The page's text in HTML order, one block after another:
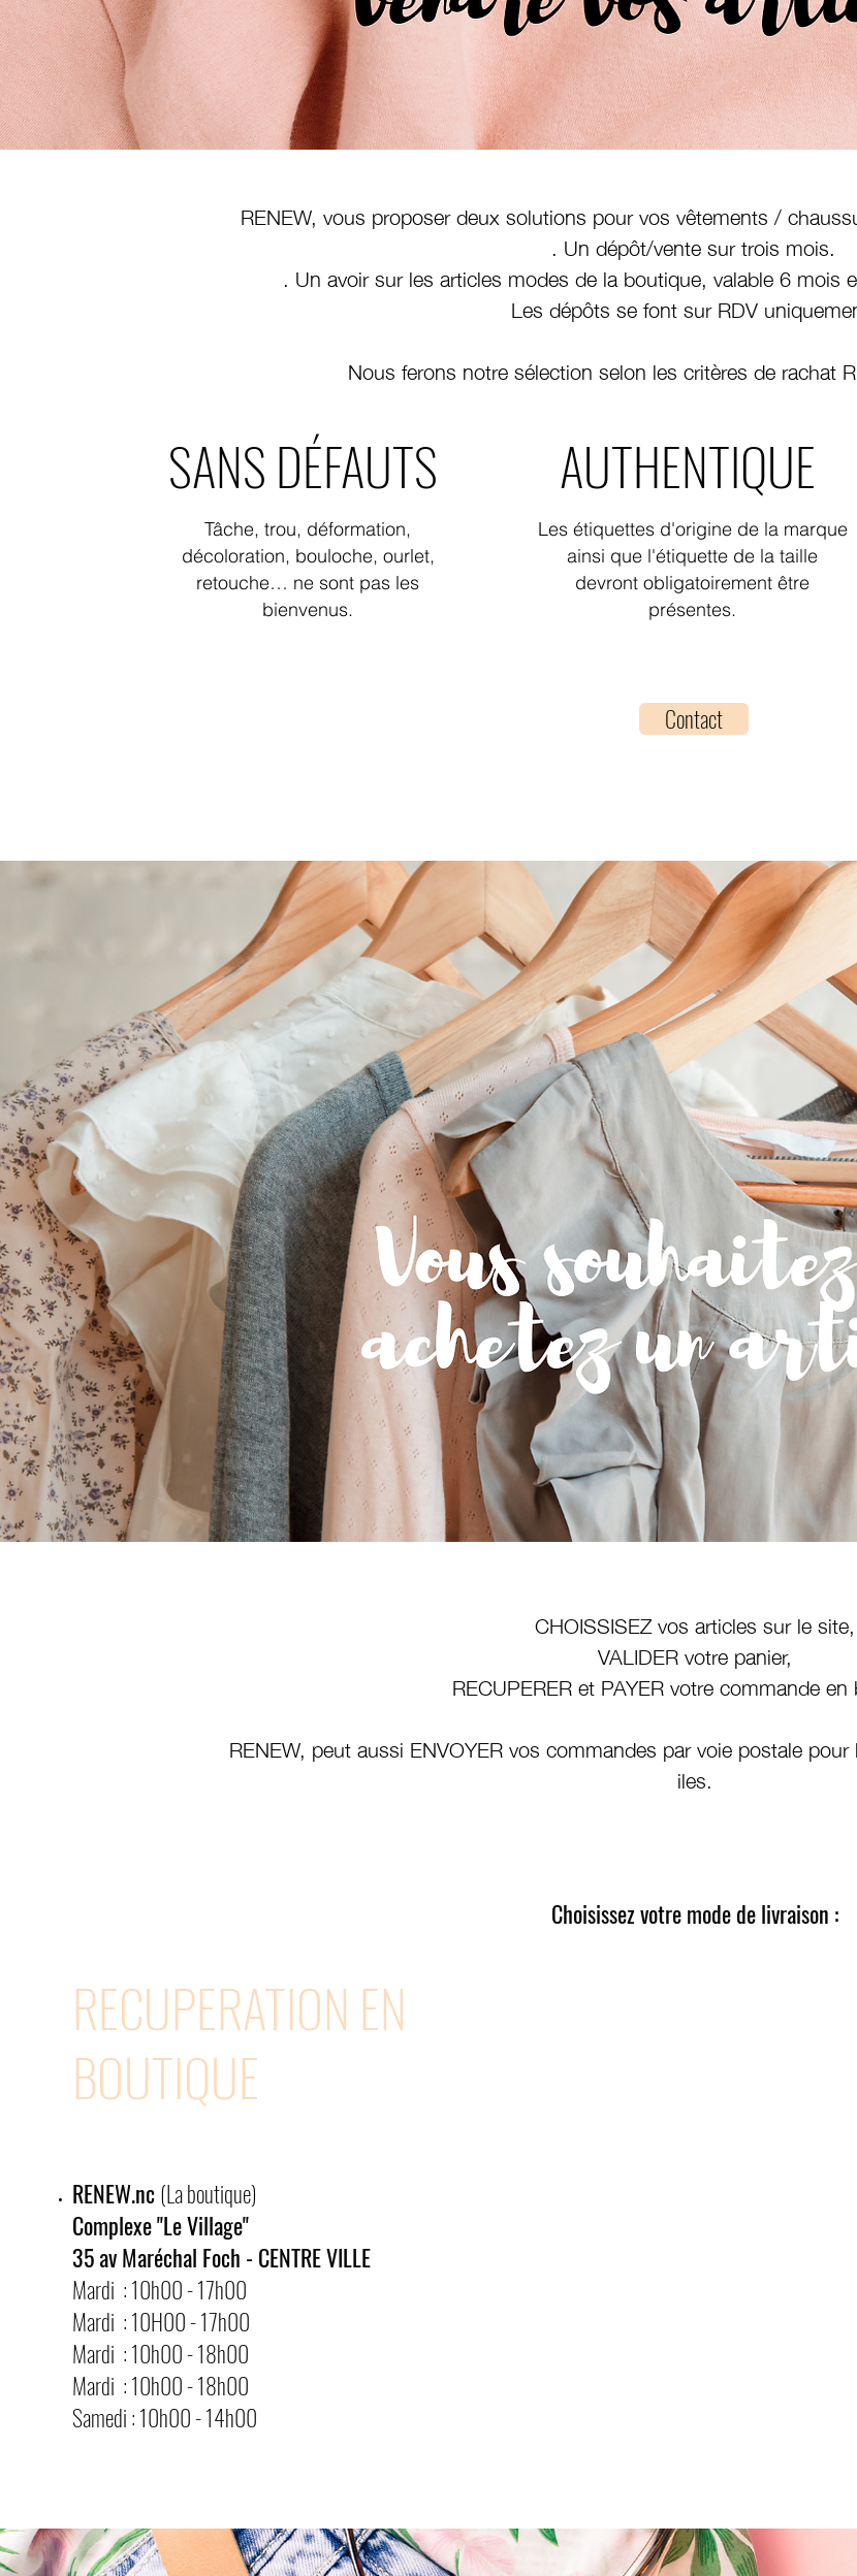
RENEW, vous proposer deux solutions pour vos vêtements /
. Un dépôt/vente sur trois mois.
. Un avoir sur les articles modes de la boutique, valable 6 mois
Les dépôts se font sur RDV
Nous ferons notre sélection selon les critères de rachat
SANS DÉFAUTS
Tâche, trou, déformation,
décoloration, bouloche, ourlet,
retouche… ne sont pas les
bienvenus.
AUTHENTIQUE
Les étiquettes d'origine de la marque
ainsi que l'étiquette de la taille
devront obligatoirement être
présentes.
Contact
CHOISSISEZ vos articles sur le site,
VALIDER votre panier,
RECUPERER et PAYER votre commande
RENEW, peut aussi ENVOYER vos commandes par voie postale
iles.
Choisissez votre mode de livraison :
RECUPERATION EN
BOUTIQUE
RENEW.nc(La boutique)
Complexe "Le Village"
35 av Maréchal Foch - CENTRE VILLE
Mardi : 10h00 - 17h00
Mardi : 10H00- 17h00
Mardi : 10h00 - 18h00
Mardi : 10h00 - 18h00
Samedi : 10h00 - 14h00